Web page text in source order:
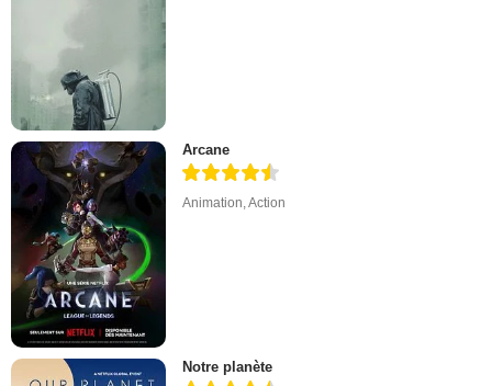
Arcane
Animation ,Action
Notre planète